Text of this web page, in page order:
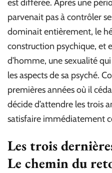
est différée. Après une
parvenait pas à contrôler
dominait entièrement, le
construction psychique, et
d’homme, une sexualité
les aspects de sa psyché.
premières années où il
décide d’attendre les trois
satisfaire immédiatement
Les trois
Le chemin du